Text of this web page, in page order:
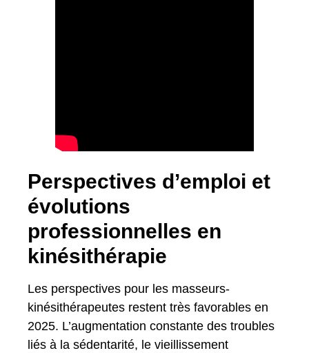
Perspectives d’emploi et
évolutions
professionnelles en
kinésithérapie
Les perspectives pour les masseurs-
kinésithérapeutes restent très favorables en
2025. L’augmentation constante des troubles
liés à la sédentarité, le vieillissement